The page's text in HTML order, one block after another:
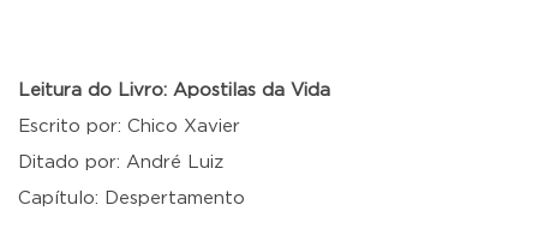
Leitura do Livro: Apostilas da Vida
Escrito por: Chico Xavier
Ditado por: André Luiz
Capítulo: Despertamento